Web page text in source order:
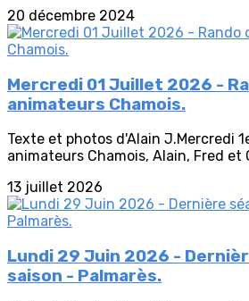
20 décembre 2024
Mercredi 01 Juillet 2026 -
animateurs Chamois.
Texte et photos d'Alain J.Mercredi
animateurs Chamois, Alain, Fred et
13 juillet 2026
Lundi 29 Juin 2026 -
saison - Palmarès.